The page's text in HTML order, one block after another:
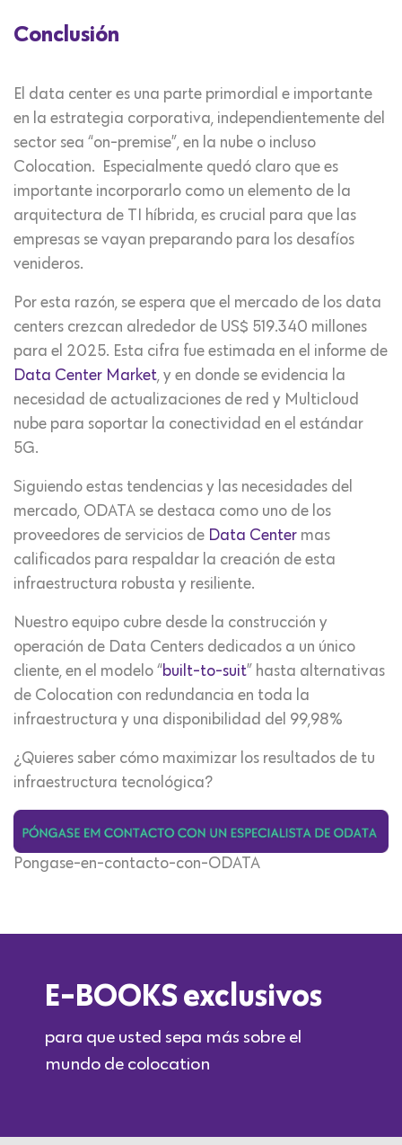
Conclusión
El data center es una parte primordial e importante
en la estrategia corporativa, independientemente del
sector sea “on-premise”, en la nube o incluso
Colocation. Especialmente quedó claro que es
importante incorporarlo como un elemento de la
arquitectura de TI híbrida, es crucial para que las
empresas se vayan preparando para los desafíos
venideros.
Por esta razón, se espera que el mercado de los data
centers crezcan alrededor de US$ 519.340 millones
para el 2025. Esta cifra fue estimada en el informe de
Data Center Market, y en donde se evidencia la
necesidad de actualizaciones de red y Multicloud
nube para soportar la conectividad en el estándar
5G.
Siguiendo estas tendencias y las necesidades del
mercado, ODATA se destaca como uno de los
proveedores de servicios de Data Center mas
calificados para respaldar la creación de esta
infraestructura robusta y resiliente.
Nuestro equipo cubre desde la construcción y
operación de Data Centers dedicados a un único
cliente, en el modelo “built-to-suit” hasta alternativas
de Colocation con redundancia en toda la
infraestructura y una disponibilidad del 99,98%
¿Quieres saber cómo maximizar los resultados de tu
infraestructura tecnológica?
Pongase-en-contacto-con-ODATA
E-BOOKS exclusivos
para que usted sepa más sobre el
mundo de colocation